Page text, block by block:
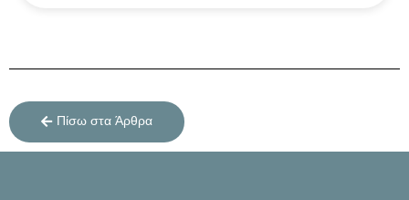
Πίσω στα Άρθρα